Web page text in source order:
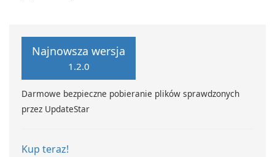
Najnowsza wersja
1.2.0
Darmowe bezpieczne pobieranie plików sprawdzonych
przez UpdateStar
Kup teraz!